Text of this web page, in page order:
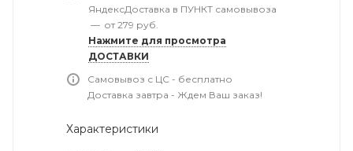
ЯндексДоставка в ПУНКТ самовывоза
— от 279 руб.
Нажмите для просмотра
ДОСТАВКИ
Самовывоз с ЦС - бесплатно
Доставка завтра - Ждем Ваш заказ!
Характеристики